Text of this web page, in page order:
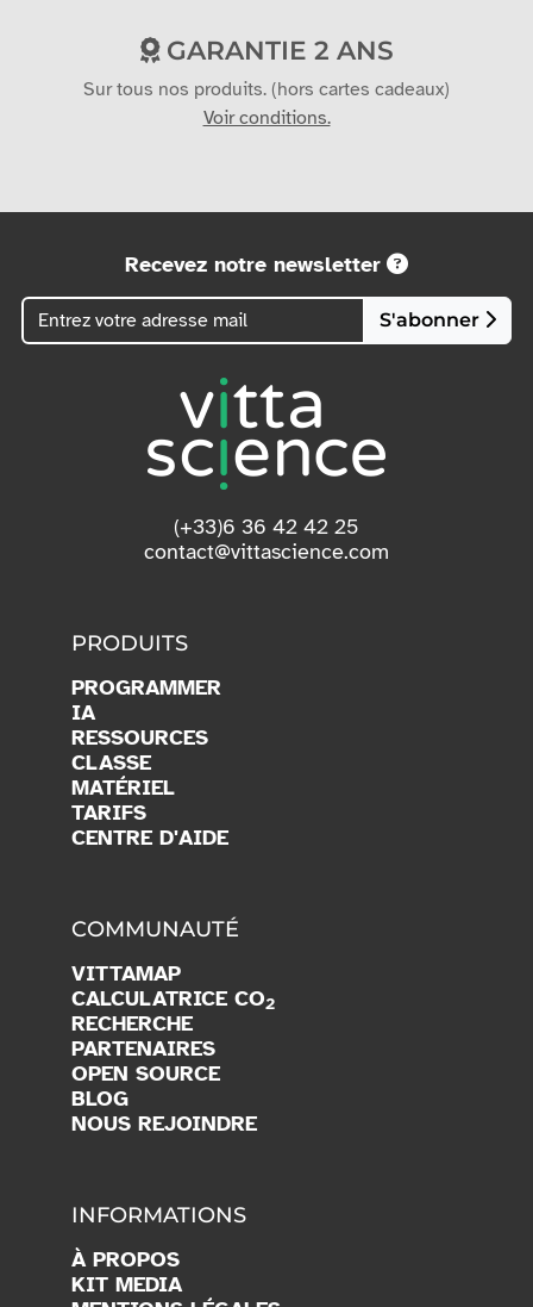
GARANTIE 2 ANS
Sur tous nos produits. (hors cartes cadeaux)
Voir conditions.
Recevez notre newsletter
S'abonner
(+33)6 36 42 42 25
contact@vittascience.com
PRODUITS
PROGRAMMER
IA
RESSOURCES
CLASSE
MATÉRIEL
TARIFS
CENTRE D'AIDE
COMMUNAUTÉ
VITTAMAP
CALCULATRICE CO2
RECHERCHE
PARTENAIRES
OPEN SOURCE
BLOG
NOUS REJOINDRE
INFORMATIONS
À PROPOS
KIT MEDIA